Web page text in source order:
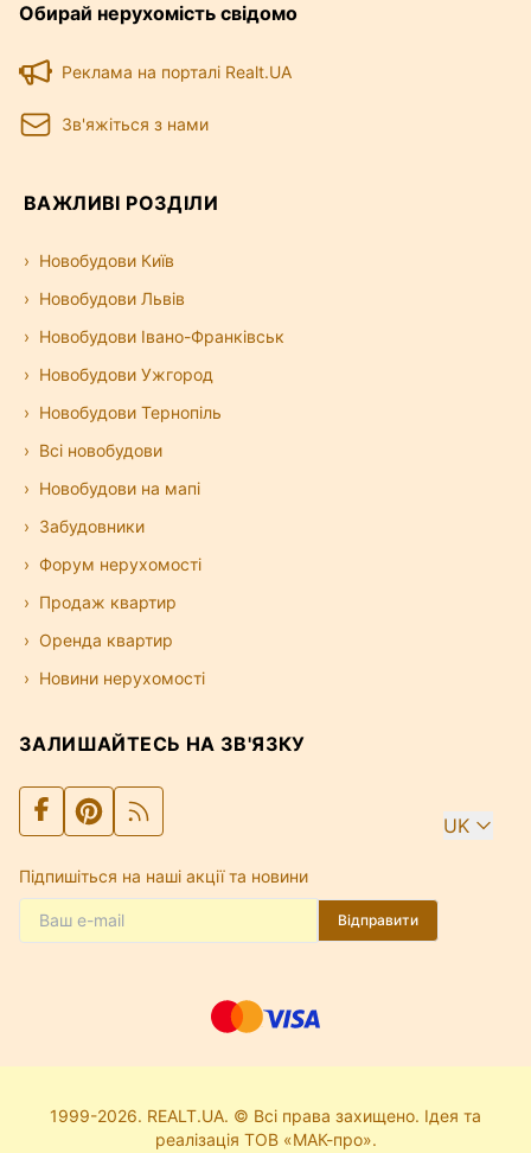
Обирай нерухомість свідомо
Реклама на порталі Realt.UA
Зв'яжіться з нами
ВАЖЛИВІ РОЗДІЛИ
Новобудови Київ
Новобудови Львів
Новобудови Івано-Франківськ
Новобудови Ужгород
Новобудови Тернопіль
Всі новобудови
Новобудови на мапі
Забудовники
Форум нерухомості
Продаж квартир
Оренда квартир
Новини нерухомості
ЗАЛИШАЙТЕСЬ НА ЗВ'ЯЗКУ
UK
Підпишіться на наші акції та новини
Відправити
1999-2026. REALT.UA. © Всі права захищено. Ідея та
реалізація ТОВ «МАК-про».